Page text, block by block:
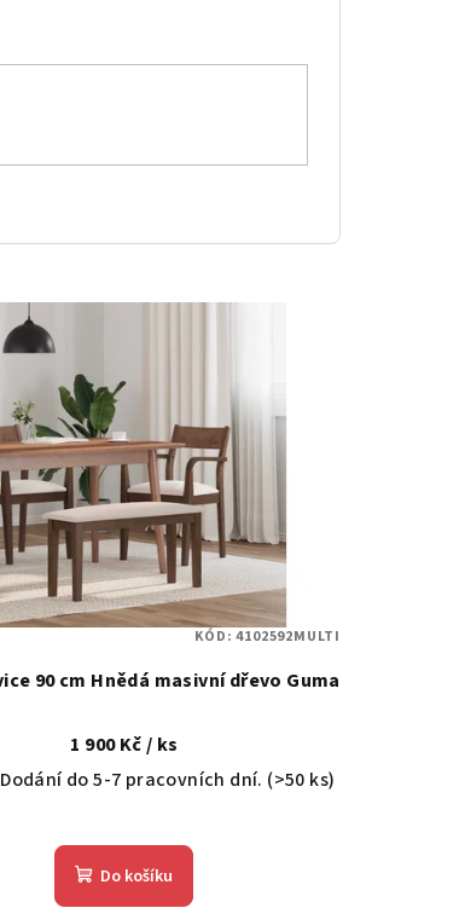
90 cm Hnědá masivní dřevo Guma
1 900 Kč/ ks
do 5-7 pracovních dní. (>50 ks)
Do košíku
KÓD:4102592MULTI